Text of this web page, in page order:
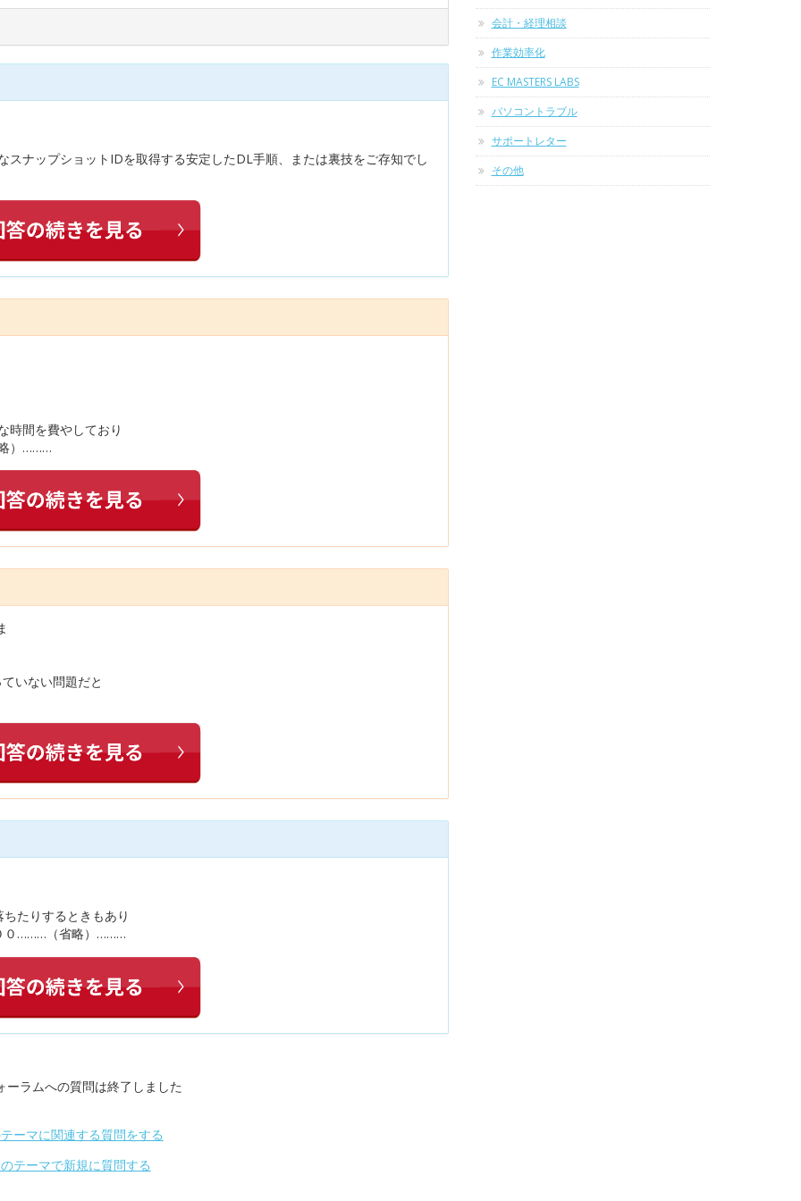
スナップショットIDを取得する安定したDL手順、または裏技をご存知でし
時間を費やしており
）………
いない問題だと
たりするときもあり
０………（省略）………
ーラムへの質問は終了しました
ーマに関連する質問をする
テーマで新規に質問する
会計・経理相談
作業効率化
EC MASTERS LABS
パソコントラブル
サポートレター
その他